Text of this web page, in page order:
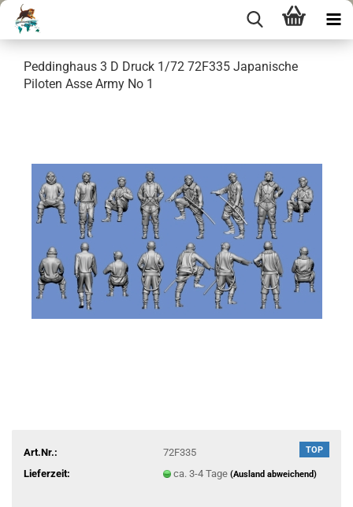
Peddinghaus 3 D Druck 1/72 72F335 Japanische
Piloten Asse Army No 1
TOP
Art.Nr.:
72F335
Lieferzeit:
ca. 3-4 Tage (Ausland abweichend)